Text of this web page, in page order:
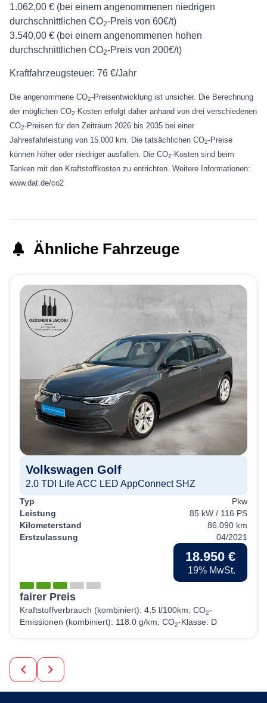
1.062,00 € (bei einem angenommenen niedrigen
durchschnittlichen CO2-Preis von 60€/t)
3.540,00 € (bei einem angenommenen hohen
durchschnittlichen CO2-Preis von 200€/t)
Kraftfahrzeugsteuer: 76 €/Jahr
Die angenommene CO2-Preisentwicklung ist unsicher. Die Berechnung
der möglichen CO2-Kosten erfolgt daher anhand von drei verschiedenen
CO2-Preisen für den Zeitraum 2026 bis 2035 bei einer
Jahresfahrleistung von 15.000 km. Die tatsächlichen CO2-Preise
können höher oder niedriger ausfallen. Die CO2-Kosten sind beim
Tanken mit den Kraftstoffkosten zu entrichten. Weitere Informationen:
www.dat.de/co2
Ähnliche Fahrzeuge
Volkswagen Golf
2.0 TDI Life ACC LED AppConnect SHZ
Typ
Pkw
Leistung
85 kW / 116 PS
Kilometerstand
86.090 km
Erstzulassung
04/2021
18.950 €
19% MwSt.
fairer Preis
Kraftstoffverbrauch (kombiniert): 4,5 l/100km; CO2-
Emissionen (kombiniert): 118.0 g/km; CO2-Klasse: D